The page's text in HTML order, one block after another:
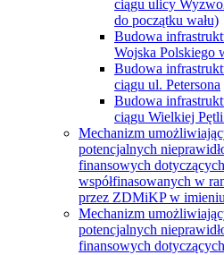
ciągu ulicy
do początku wału)
Budowa
Wojska Polskiego
Budowa
ciągu ul. Petersona
Budowa
ciągu Wielkiej
Mechanizm
potencjalnych
finansowych
współfinasowanych w
przez ZDMiKP w
Mechanizm
potencjalnych
finansowych